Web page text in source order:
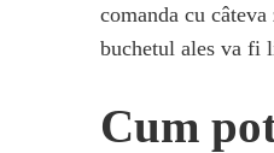
comanda cu
buchetul ales va fi
Cum